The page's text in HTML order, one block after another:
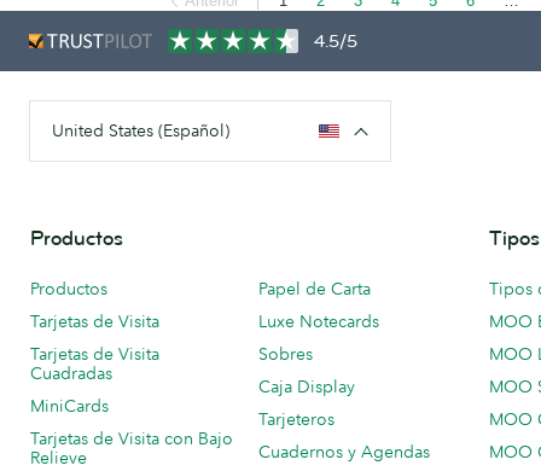
4.5/5
United States (Español)
Productos
Productos
Tarjetas de Visita
Tarjetas de Visita
Cuadradas
MiniCards
Tarjetas de Visita con Bajo
Relieve
Papel de Carta
Luxe Notecards
Sobres
Caja Display
Tarjeteros
Cuadernos y Agendas
Tipos
MOO
MOO
MOO
MOO
MOO